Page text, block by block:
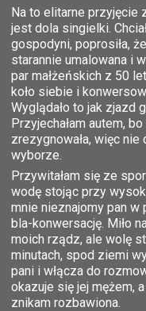
Na to elitarne przyjęcie
jest dola singielki.
gospodyni, poprosiła,
starannie umalowana i
par małżeńskich z 50
koło siebie i
Wyglądało to jak zjazd
Przyjechałam autem,
zrezygnowała, więc
wyborze.
Przywitałam się ze
wodę stojąc przy
mnie nieznajomy pan w
bla-konwersację. Miło
moich rządz, ale wolę
minutach, spod ziemi
pani i włącza do
okazuje się jej mężem,
znikam rozbawiona.